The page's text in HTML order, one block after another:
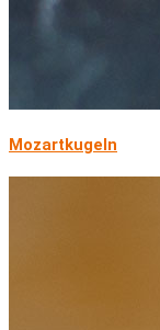
Mozartkugeln